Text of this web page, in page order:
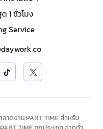
1 ชั่วโมง
Service
ดงาน PART TIME สำหรับ